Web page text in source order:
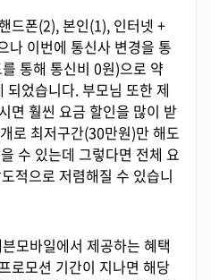
드폰(2), 본인(1), 인터넷 +
나 이번에 통신사 변경을 통
통해 통신비 0원)으로 약
었습니다. 부모님 또한 제
면 훨씬 요금 할인을 많이 받
로 최저구간(30만원)만 해도
수 있는데 그렇다면 전체 요
적으로 저렴해질 수 있습니
모바일에서 제공하는 혜택
로모션 기간이 지나면 해당